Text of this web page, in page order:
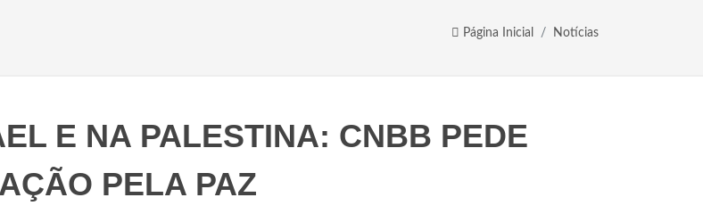
Página Inicial Notícias
E NA PALESTINA: CNBB PEDE
PELA PAZ